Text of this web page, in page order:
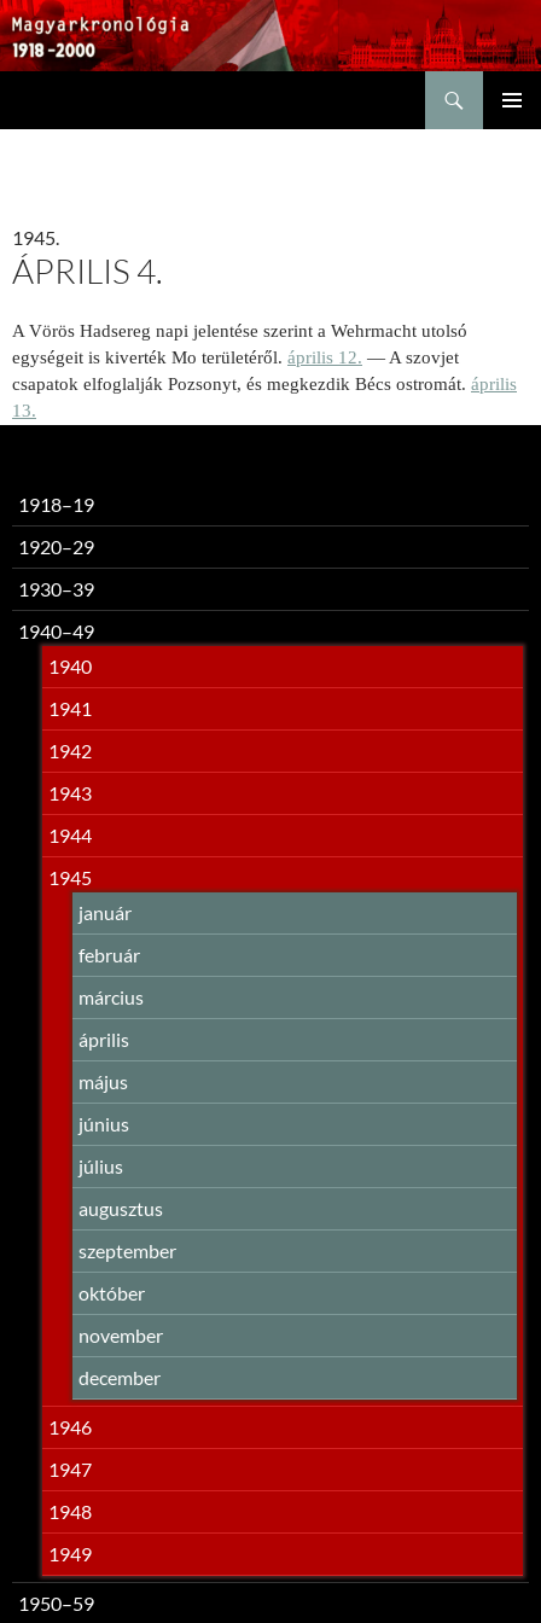
1945.
ÁPRILIS 4.
A Vörös Hadsereg napi jelentése szerint a Wehrmacht utolsó
egységeit is kiverték Mo területéről. április 12. — A szovjet
csapatok elfoglalják Pozsonyt, és megkezdik Bécs ostromát. április
13.
1918–19
1920–29
1930–39
1940–49
1940
1941
1942
1943
1944
1945
január
február
március
április
május
június
július
augusztus
szeptember
október
november
december
1946
1947
1948
1949
1950–59